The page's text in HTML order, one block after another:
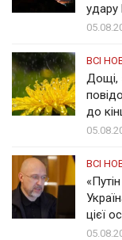
ВСІ
Дощі,
до
ВСІ
цієї